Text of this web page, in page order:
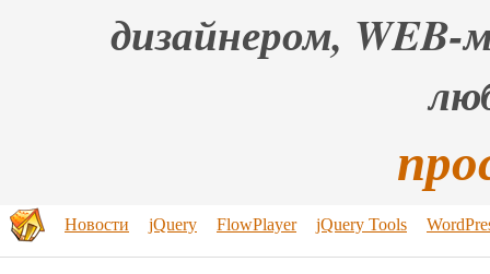
дизайнером,
Новости jQuery FlowPlayer jQuery Tools